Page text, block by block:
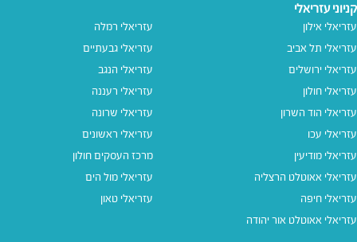
קניוני עזריאלי
עזריאלי אילון
עזריאלי תל אביב
עזריאלי ירושלים
עזריאלי חולון
עזריאלי הוד השרון
עזריאלי עכו
עזריאלי מודיעין
עזריאלי אאוטלט הרצליה
עזריאלי חיפה
עזריאלי אאוטלט אור יהודה
עזריאלי רמלה
עזריאלי גבעתיים
עזריאלי הנגב
עזריאלי רעננה
עזריאלי שרונה
עזריאלי ראשונים
מרכז העסקים חולון
עזריאלי מול הים
עזריאלי טאון